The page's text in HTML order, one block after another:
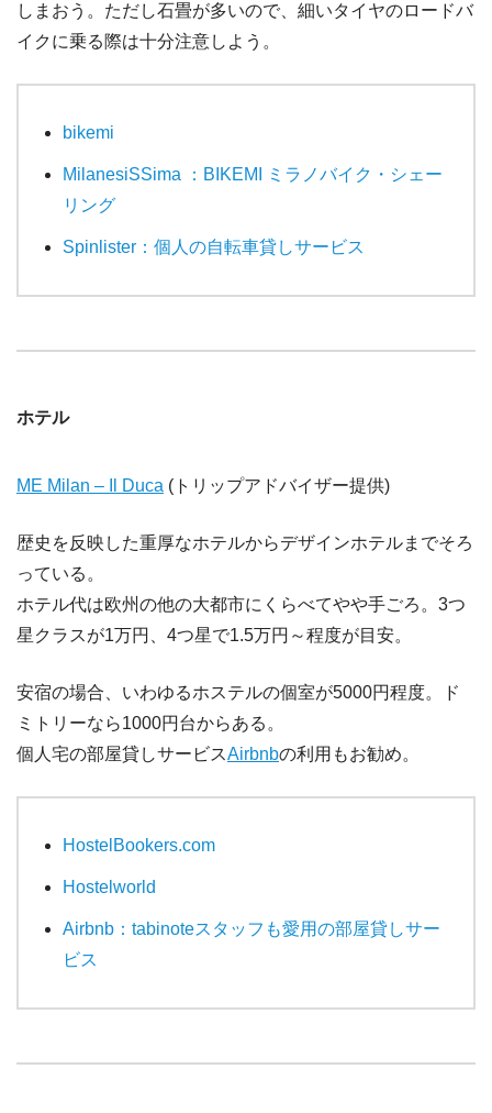
しまおう。ただし石畳が多いので、細いタイヤのロードバ
イクに乗る際は十分注意しよう。
bikemi
MilanesiSSima ：BIKEMI ミラノバイク・シェー
リング
Spinlister：個人の自転車貸しサービス
ホテル
ME Milan – Il Duca (トリップアドバイザー提供)
歴史を反映した重厚なホテルからデザインホテルまでそろ
っている。
ホテル代は欧州の他の大都市にくらべてやや手ごろ。3つ
星クラスが1万円、4つ星で1.5万円～程度が目安。
安宿の場合、いわゆるホステルの個室が5000円程度。ド
ミトリーなら1000円台からある。
個人宅の部屋貸しサービスAirbnbの利用もお勧め。
HostelBookers.com
Hostelworld
Airbnb：tabinoteスタッフも愛用の部屋貸しサー
ビス